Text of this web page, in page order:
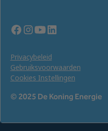
© 2025 De Koning Energie
Privacybeleid
Gebruiksvoorwaarden
Cookies Instellingen